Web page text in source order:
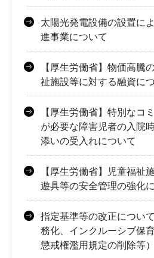
太陽光発電設備の設置に
進事業について
【厚生労働省】物価高騰
祉施設等に対する融資に
【厚生労働省】特別なコ
が必要な障害児者の入院
添いの受入れについて
【厚生労働省】児童福祉
遊具等の安全管理の強化
指定基準等の改正につい
務化、インクルーシブ保
懲戒権濫用規定の削除等）